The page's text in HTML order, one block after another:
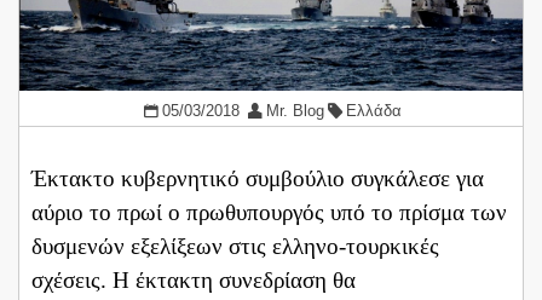
05/03/2018 Mr. Blog Ελλάδα
Έκτακτο κυβερνητικό συμβούλιο συγκάλεσε για
αύριο το πρωί ο πρωθυπουργός υπό το πρίσμα των
δυσμενών εξελίξεων στις ελληνο-τουρκικές
σχέσεις. Η έκτακτη συνεδρίαση θα